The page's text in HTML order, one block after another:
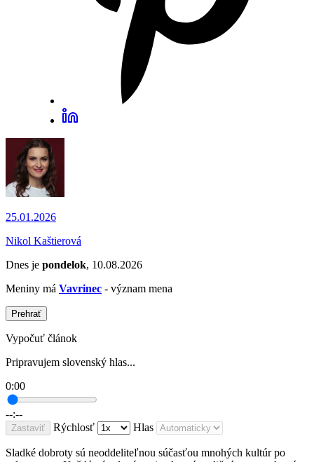
25.01.2026
Nikol Kaštierová
Dnes je pondelok, 10.08.2026
Meniny má Vavrinec - význam mena
Prehrať
Vypočuť článok
Pripravujem slovenský hlas...
0:00
--:--
Zastaviť Rýchlosť Hlas
Sladké dobroty sú neoddeliteľnou súčasťou mnohých kultúr po